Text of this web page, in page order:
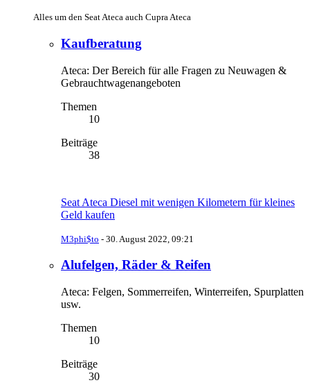
Alles um den Seat Ateca auch Cupra Ateca
Kaufberatung
Ateca: Der Bereich für alle Fragen zu Neuwagen &
Gebrauchtwagenangeboten
Themen
10
Beiträge
38
Seat Ateca Diesel mit wenigen Kilometern für kleines
Geld kaufen
M3phi$to - 30. August 2022, 09:21
Alufelgen, Räder & Reifen
Ateca: Felgen, Sommerreifen, Winterreifen, Spurplatten
usw.
Themen
10
Beiträge
30